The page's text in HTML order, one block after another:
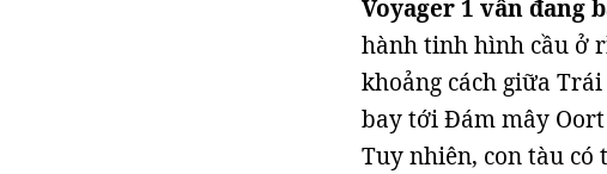
Voyager 1 vẫn đang
hành tinh hình cầu ở
khoảng cách giữa
bay tới Đám mây Oort
Tuy nhiên, con tàu có